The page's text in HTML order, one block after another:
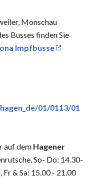
Monschau
Busses finden Sie
Impfbusse
01/0113/01
auf dem Hagener
So- Do: 14.30-
& Sa: 15.00 - 21.00